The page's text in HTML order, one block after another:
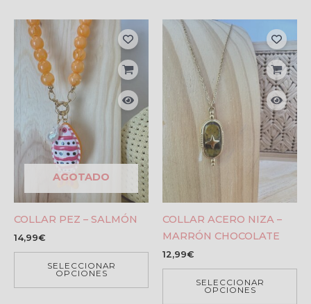
AGOTADO
COLLAR PEZ – SALMÓN
14,99€
SELECCIONAR
OPCIONES
COLLAR ACERO NIZA –
MARRÓN CHOCOLATE
12,99€
SELECCIONAR
OPCIONES